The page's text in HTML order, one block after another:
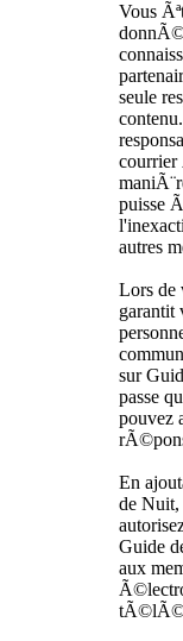
Vous
seule
courrier
puisse
autres
Lors de
garantit
sur
passe
pouvez
En
de Nuit,
Guide
aux